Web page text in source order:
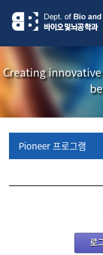
Creating
Pioneer 프로그램
로